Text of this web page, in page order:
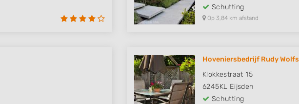
Schutting
Op 3,84 km afstand
Hoveniersbedrijf Rudy Wolfs
Klokkestraat 15
6245KL Eijsden
Schutting